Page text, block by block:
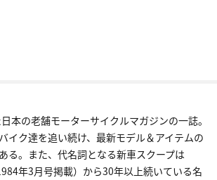
本の老舗モーターサイクルマガジンの一誌。
イク達を追い続け、最新モデル＆アイテムの
る。また、代名詞となる新車スクープは
年3月号掲載）から30年以上続いている名